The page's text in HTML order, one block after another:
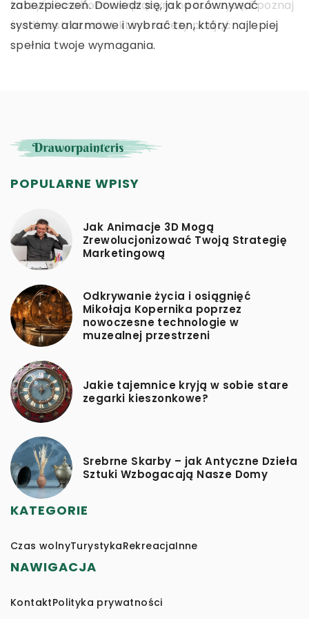
W tym artykule przedstawimy praktyczne
wskazówki dotyczące zbierania, przechowywania i
prezentowania kolekcji nasion marihuany.
zabezpieczeń. Dowiedz się, jak porównywać
systemy alarmowe i wybrać ten, który najlepiej
spełnia twoje wymagania.
korzyści osobom cierpiącym na cukrzycę, i poznaj
środki ostrożności, które należy podjąć.
POPULARNE WPISY
Jak Animacje 3D Mogą
Zrewolucjonizować Twoją Strategię
Marketingową
Odkrywanie życia i osiągnięć
Mikołaja Kopernika poprzez
nowoczesne technologie w
muzealnej przestrzeni
Jakie tajemnice kryją w sobie stare
zegarki kieszonkowe?
Srebrne Skarby – jak Antyczne Dzieła
Sztuki Wzbogacają Nasze Domy
KATEGORIE
Czas wolnyTurystykaRekreacjaInne
NAWIGACJA
KontaktPolityka prywatności